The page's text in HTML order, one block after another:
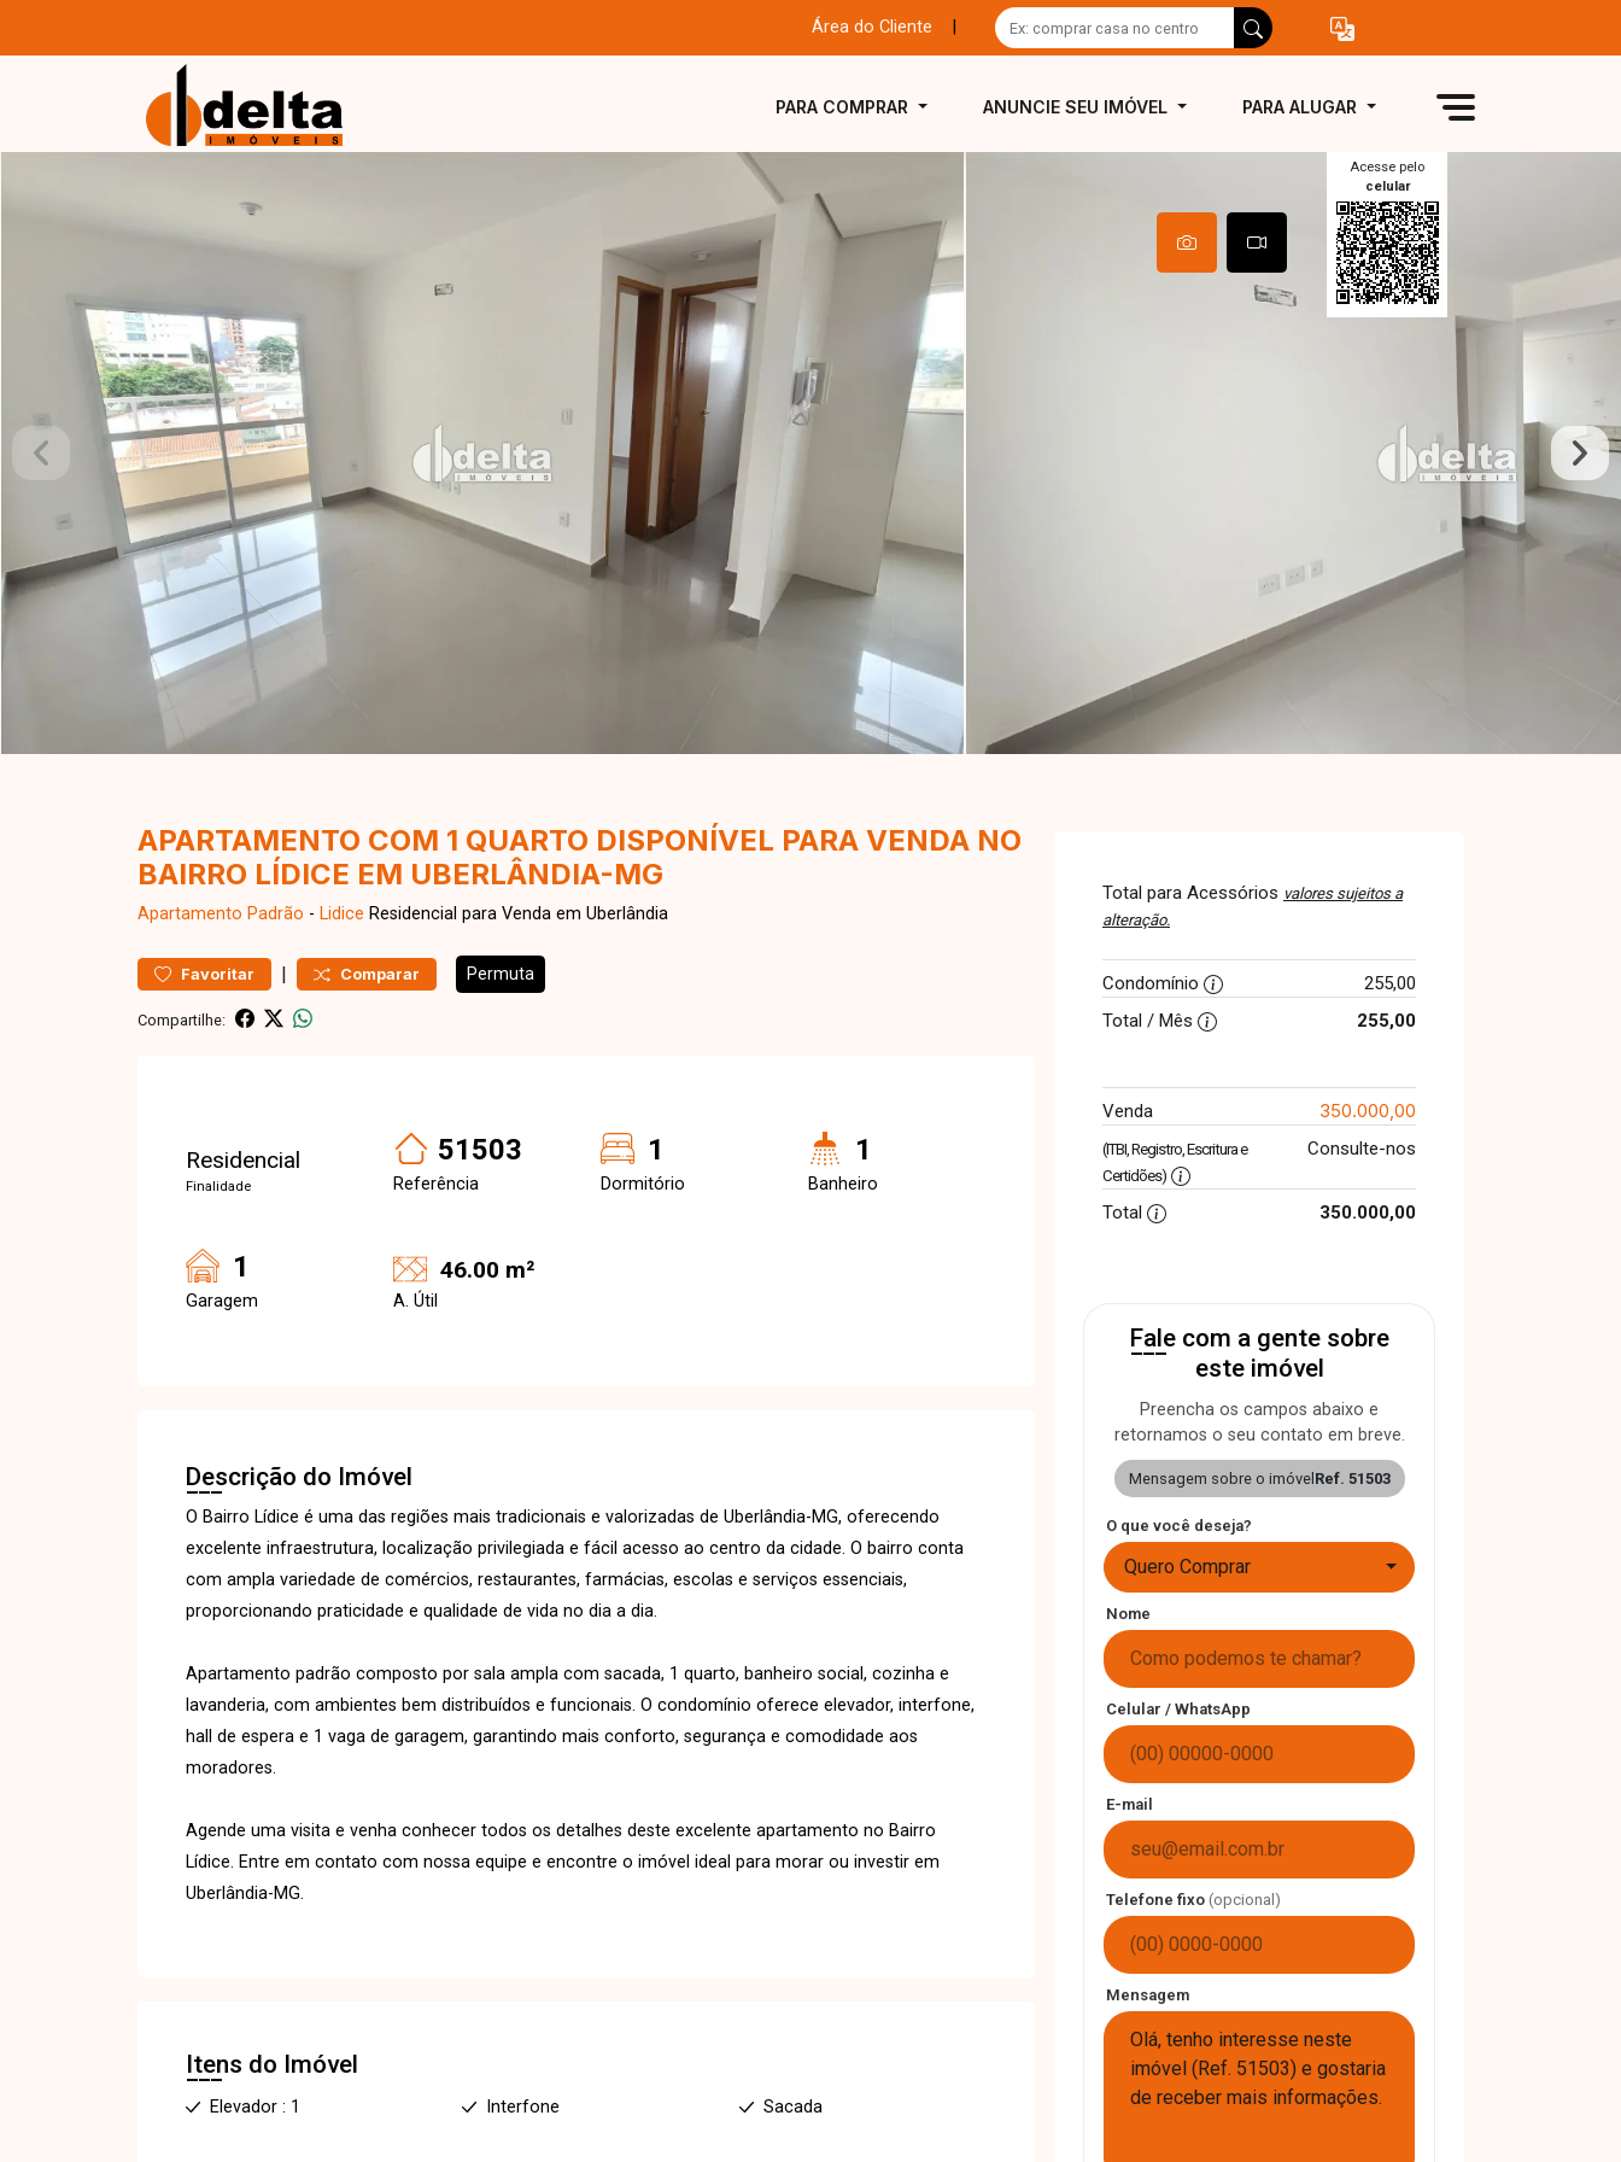
Área do Cliente
PARA COMPRAR ANUNCIE SEU IMÓVEL PARA ALUGAR
Acesse pelo
celular
APARTAMENTO COM 1 QUARTO DISPONÍVEL PARA VENDA NO
BAIRRO LÍDICE EM UBERLÂNDIA-MG
Apartamento Padrão - Lidice Residencial para Venda em Uberlândia
Favoritar | Comparar Permuta
Compartilhe:
Residencial
Finalidade
51503
Referência
1
Dormitório
1
Banheiro
1
Garagem
46.00 m²
A. Útil
Descrição do Imóvel
O Bairro Lídice é uma das regiões mais tradicionais e valorizadas de Uberlândia-MG, oferecendo
excelente infraestrutura, localização privilegiada e fácil acesso ao centro da cidade. O bairro conta
com ampla variedade de comércios, restaurantes, farmácias, escolas e serviços essenciais,
proporcionando praticidade e qualidade de vida no dia a dia.
Apartamento padrão composto por sala ampla com sacada, 1 quarto, banheiro social, cozinha e
lavanderia, com ambientes bem distribuídos e funcionais. O condomínio oferece elevador, interfone,
hall de espera e 1 vaga de garagem, garantindo mais conforto, segurança e comodidade aos
moradores.
Agende uma visita e venha conhecer todos os detalhes deste excelente apartamento no Bairro
Lídice. Entre em contato com nossa equipe e encontre o imóvel ideal para morar ou investir em
Uberlândia-MG.
Itens do Imóvel
Elevador : 1 Interfone Sacada
Total para Acessórios valores sujeitos a
alteração.
Condomínio
255,00
Total / Mês
255,00
Venda 350.000,00
(ITBI, Registro, Escritura e
Certidões)
Consulte-nos
Total 350.000,00
Fale com a gente sobre
este imóvel
Preencha os campos abaixo e
retornamos o seu contato em breve.
Mensagem sobre o imóvel Ref. 51503
O que você deseja?
Quero Comprar
Nome
Celular / WhatsApp
E-mail
Telefone fixo (opcional)
Mensagem